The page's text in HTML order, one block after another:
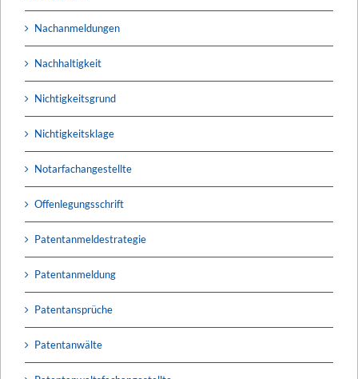
Nachanmeldungen
Nachhaltigkeit
Nichtigkeitsgrund
Nichtigkeitsklage
Notarfachangestellte
Offenlegungsschrift
Patentanmeldestrategie
Patentanmeldung
Patentansprüche
Patentanwälte